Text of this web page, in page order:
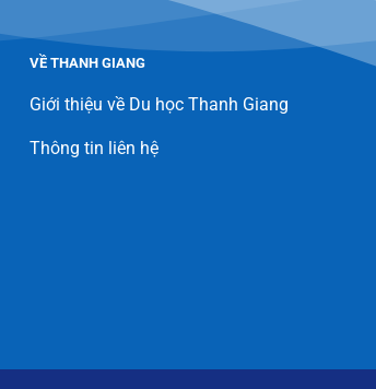
VỀ THANH GIANG
Giới thiệu về Du học Thanh Giang
Thông tin liên hệ